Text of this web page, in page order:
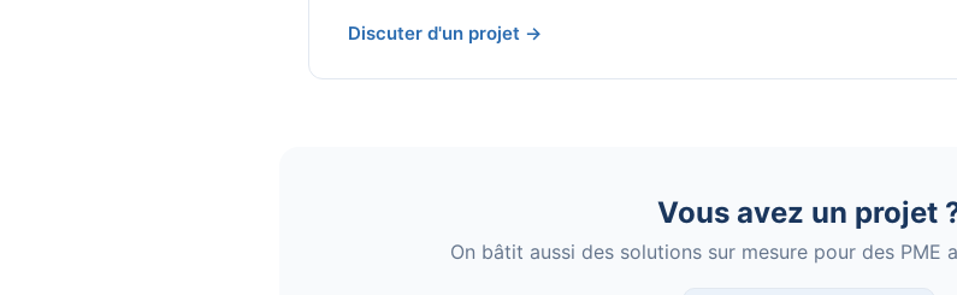
Discuter d'un projet →
Vous avez un projet
On bâtit aussi des solutions sur mesure pour des PME